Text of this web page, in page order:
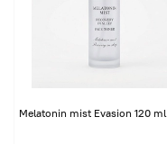
Melatonin mist Evasion 120 ml